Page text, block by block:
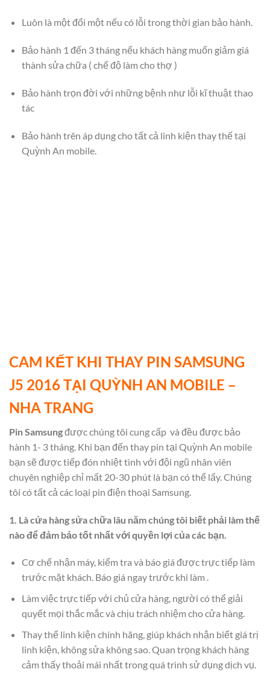
Luôn là một đổi một nếu có lỗi trong thời gian bảo hành.
Bảo hành 1 đến 3 tháng nếu khách hàng muốn giảm giá
thành sửa chữa ( chế độ làm cho thợ )
Bảo hành trọn đời với những bệnh như lỗi kĩ thuật thao
tác
Bảo hành trên áp dụng cho tất cả linh kiện thay thế tại
Quỳnh An mobile.
CAM KẾT KHI THAY PIN SAMSUNG
J5 2016 TẠI QUỲNH AN MOBILE –
NHA TRANG
Pin Samsungđược chúng tôi cung cấp và đều được bảo
hành 1- 3 tháng. Khi bạn đến thay pin tại Quỳnh An mobile
bạn sẽ được tiếp đón nhiệt tình với đội ngũ nhân viên
chuyên nghiệp chỉ mất 20-30 phút là bạn có thể lấy. Chúng
tôi có tất cả các loại pin điện thoại Samsung.
1. Là cửa hàng sửa chữa lâu năm chúng tôi biết phải làm thế
nào để đảm bảo tốt nhất với quyền lợi của các bạn.
Cơ chế nhận máy, kiểm tra và báo giá được trực tiếp làm
trước mặt khách. Báo giá ngay trước khi làm .
Làm việc trực tiếp với chủ cửa hàng, người có thể giải
quyết mọi thắc mắc và chịu trách nhiệm cho cửa hàng.
Thay thế linh kiện chính hãng, giúp khách nhận biết giá trị
linh kiện, không sửa không sao. Quan trọng khách hàng
cảm thấy thoải mái nhất trong quá trình sử dụng dịch vụ.